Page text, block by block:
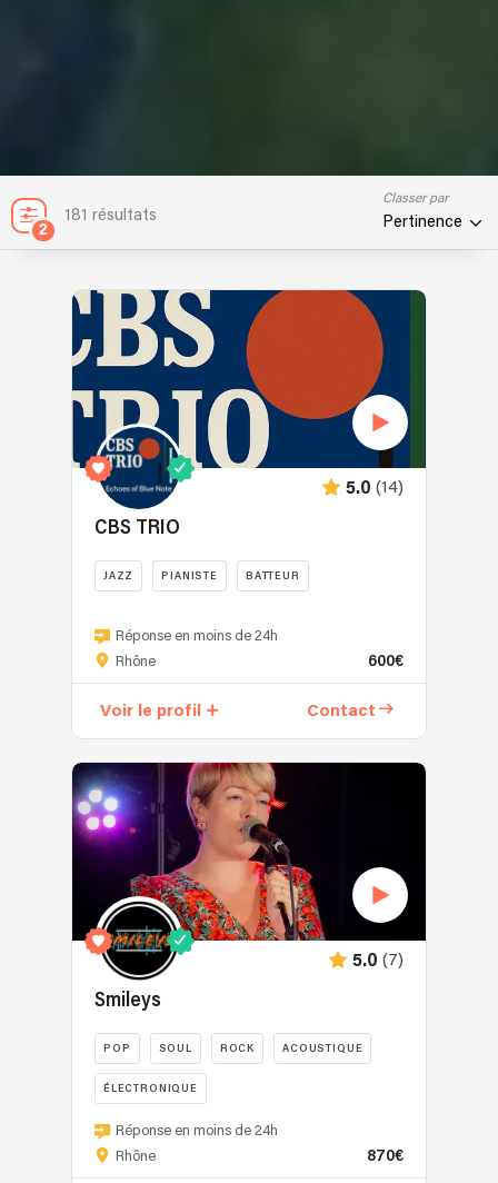
2
181 résultats
Classer par
Pertinence
5.0 (14)
CBS TRIO
JAZZ PIANISTE BATTEUR
ce
sont
trois
musiciens
d'un
nouveau
projet
tenter
de
retrouver
le
qui
dans
des
clubs
de
jazz
de
Réponse en moins de 24h
Rhône
600€
Voir le profil Contact
5.0 (7)
Smileys
POP SOUL ROCK ACOUSTIQUE
ÉLECTRONIQUE
Le
groupe
Réponse en moins de 24h
Rhône
870€